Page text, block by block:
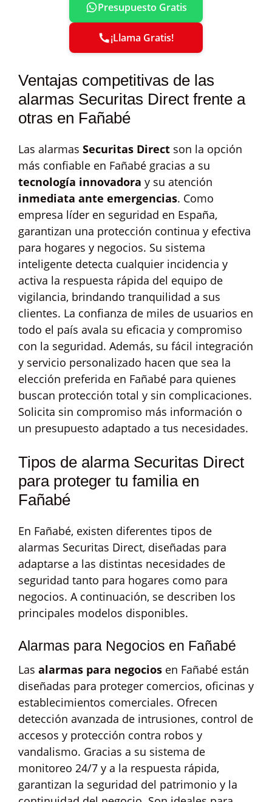
Presupuesto Gratis
¡Llama Gratis!
Ventajas competitivas de las
alarmas Securitas Direct frente a
otras en Fañabé
Las alarmas Securitas Direct son la opción
más confiable en Fañabé gracias a su
tecnología innovadora y su atención
inmediata ante emergencias. Como
empresa líder en seguridad en España,
garantizan una protección continua y efectiva
para hogares y negocios. Su sistema
inteligente detecta cualquier incidencia y
activa la respuesta rápida del equipo de
vigilancia, brindando tranquilidad a sus
clientes. La confianza de miles de usuarios en
todo el país avala su eficacia y compromiso
con la seguridad. Además, su fácil integración
y servicio personalizado hacen que sea la
elección preferida en Fañabé para quienes
buscan protección total y sin complicaciones.
Solicita sin compromiso más información o
un presupuesto adaptado a tus necesidades.
Tipos de alarma Securitas Direct
para proteger tu familia en
Fañabé
En Fañabé, existen diferentes tipos de
alarmas Securitas Direct, diseñadas para
adaptarse a las distintas necesidades de
seguridad tanto para hogares como para
negocios. A continuación, se describen los
principales modelos disponibles.
Alarmas para Negocios en Fañabé
Las alarmas para negocios en Fañabé están
diseñadas para proteger comercios, oficinas y
establecimientos comerciales. Ofrecen
detección avanzada de intrusiones, control de
accesos y protección contra robos y
vandalismo. Gracias a su sistema de
monitoreo 24/7 y a la respuesta rápida,
garantizan la seguridad del patrimonio y la